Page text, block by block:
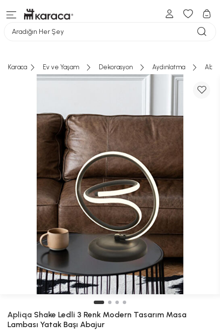
Aradığın Her Şey
Karaca Ev ve Yaşam Dekorasyon Aydınlatma
Apliqa Shake Ledli 3 Renk Modern Tasarım Masa
Lambası Yatak Başı Abajur